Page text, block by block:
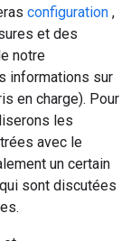
configuration ,
et des
notre
informations sur
en charge). Pour
les
avec le
un certain
sont discutées